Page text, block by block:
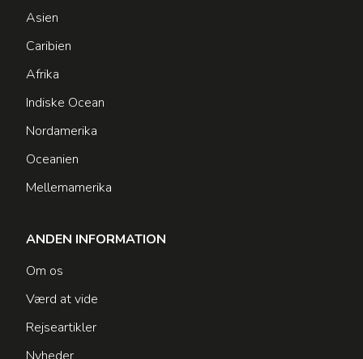
Asien
Caribien
Afrika
Indiske Ocean
Nordamerika
Oceanien
Mellemamerika
ANDEN INFORMATION
Om os
Værd at vide
Rejseartikler